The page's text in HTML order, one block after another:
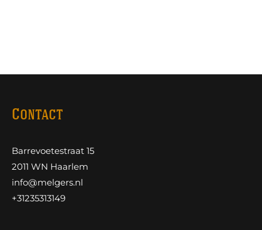
Contact
Barrevoetestraat 15
2011 WN Haarlem
info@melgers.nl
+31235313149